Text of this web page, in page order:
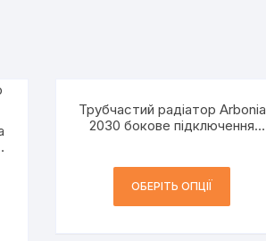
Трубчастий радіатор Arbonia
2030 бокове підключення
ОБЕРІТЬ ОПЦІЇ